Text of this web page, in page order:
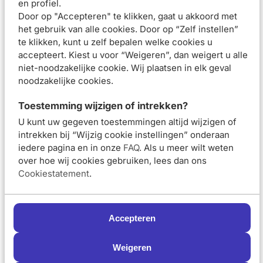
en profiel.
Door op "Accepteren" te klikken, gaat u akkoord met
het gebruik van alle cookies. Door op “Zelf instellen”
te klikken, kunt u zelf bepalen welke cookies u
accepteert. Kiest u voor “Weigeren”, dan weigert u alle
niet-noodzakelijke cookie. Wij plaatsen in elk geval
noodzakelijke cookies.
Toestemming wijzigen of intrekken?
U kunt uw gegeven toestemmingen altijd wijzigen of
intrekken bij “Wijzig cookie instellingen” onderaan
iedere pagina en in onze FAQ. Als u meer wilt weten
over hoe wij cookies gebruiken, lees dan ons
Cookiestatement.
Accepteren
Weigeren
druppels serum in je handpalm aan te brengen.
Masseer met schone handen gelijkmatig in de huid van je
gezicht en hals. We raden aan om te beginnen met een
kleine hoeveelheid serum, zodat de huid geleidelijk aan
de retinol kan wennen. Om de anti-
verouderingsvoordelen te optimaliseren, breng je het
serum om de 3 tot 4 dagen aan en gebruik je het
Samenstelling
Beoordelingen (1)
Aanbevolen artikelen voorVichy Liftactiv Retinol
Specialist A+ Serum 30ml
Vichy Liftactiv
Flexiteint 25 Anti-
Vichy Liftactiv
Collagen Specialist